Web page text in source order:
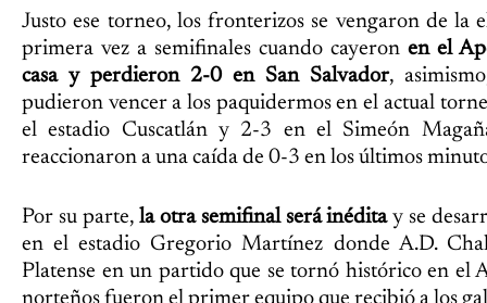
Justo ese torneo, los fronterizos se vengaron de la
primera vez a semifinales cuando cayeron en el
casa y perdieron 2-0 en San Salvador,
pudieron vencer a los paquidermos en el actual
el estadio Cuscatlán y 2-3 en el Simeón
reaccionaron a una caída de 0-3 en los últimos
Por su parte, la otra semifinal será inéditay se
en el estadio Gregorio Martínez donde A.D.
Platense en un partido que se tornó histórico en el
norteños fueron el primer equipo que recibió a los